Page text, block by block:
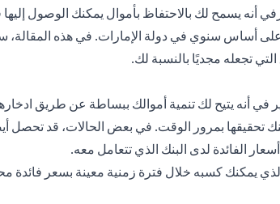
أنه يسمح لك بالاحتفاظ بأموال يمكنك الوصول
أساس سنوي في دولة الإمارات. في هذه المقالة،
تجعله مجديًا بالنسبة لك.
في أنه يتيح لك تنمية أموالك ببساطة عن طريق
تحقيقها بمرور الوقت. في بعض الحالات، قد تحصل
الفائدة لدى البنك الذي تتعامل معه.
يمكنك كسبه خلال فترة زمنية معينة بسعر فائدة